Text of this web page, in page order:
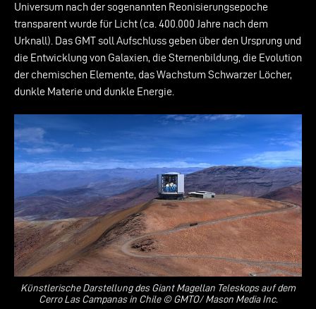
Universum nach der sogenannten Reonisierungsepoche
transparent wurde für Licht (ca. 400.000 Jahre nach dem
Urknall). Das GMT soll Aufschluss geben über den Ursprung und
die Entwicklung von Galaxien, die Sternenbildung, die Evolution
der chemischen Elemente, das Wachstum Schwarzer Löcher,
dunkle Materie und dunkle Energie.
Künstlerische Darstellung des Giant Magellan Teleskops auf dem
Cerro Las Campanas in Chile © GMTO/ Mason Media Inc.